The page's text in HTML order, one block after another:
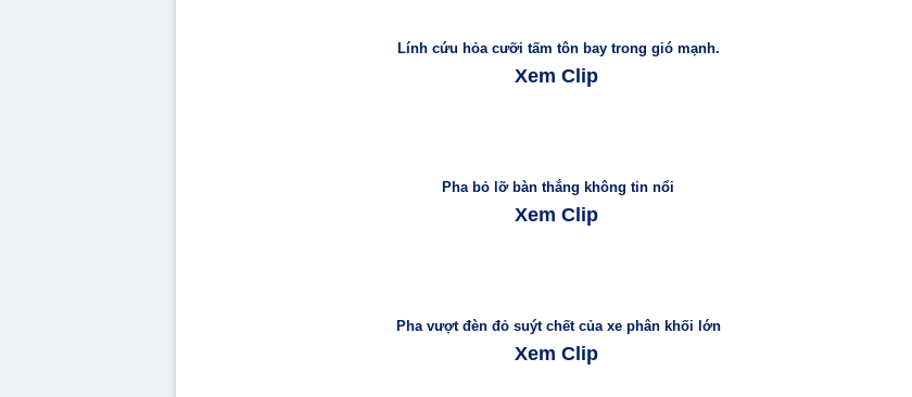
Lính cứu hỏa cưỡi tấm tôn bay trong gió mạnh.
Xem Clip
Pha bỏ lỡ bàn thắng không tin nổi
Xem Clip
Pha vượt đèn đỏ suýt chết của xe phân khối lớn
Xem Clip